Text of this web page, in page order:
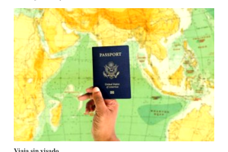
Viaja sin visado